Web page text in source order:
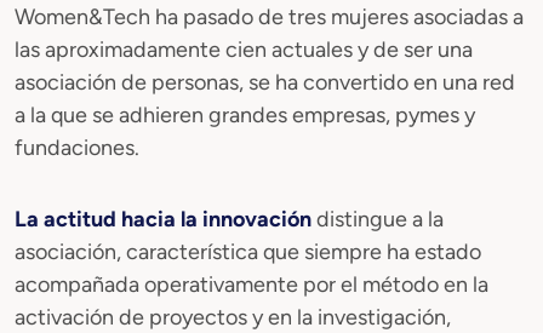
Women&Tech ha pasado de tres mujeres asociadas a
las aproximadamente cien actuales y de ser una
asociación de personas, se ha convertido en una red
a la que se adhieren grandes empresas, pymes y
fundaciones.
La actitud hacia la innovacióndistingue a la
asociación, característica que siempre ha estado
acompañada operativamente por el método en la
activación de proyectos y en la investigación,